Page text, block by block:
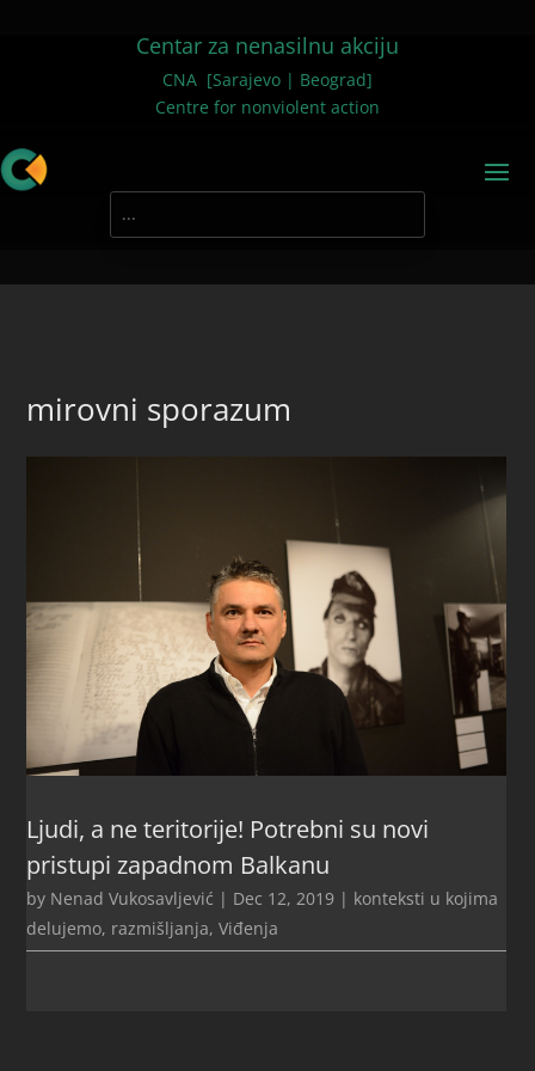
Centar za nenasilnu akciju
CNA [Sarajevo | Beograd]
Centre for nonviolent action
mirovni sporazum
Ljudi, a ne teritorije! Potrebni su novi
pristupi zapadnom Balkanu
by Nenad Vukosavljević | Dec 12, 2019 | konteksti u kojima
delujemo, razmišljanja,Viđenja